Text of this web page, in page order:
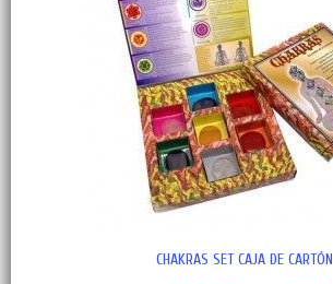
CHAKRAS SET CAJA DE CARTÓN